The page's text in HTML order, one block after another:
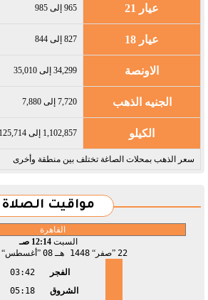
عيار 21 965 إلى 985
عيار 18 827 إلى 844
الاونصة 34,299 إلى 35,010
الجنيه الذهب 7,720 إلى 7,880
الكيلو 1,102,857 إلى 1,125,714
سعر الذهب بمحلات الصاغة تختلف بين منطقة وأخرى
مواقيت الصلاة
السبت 12:14 صـ
22 صفر 1448 هـ 08 أغسطس
الفجر
03:42
الشروق
05:18